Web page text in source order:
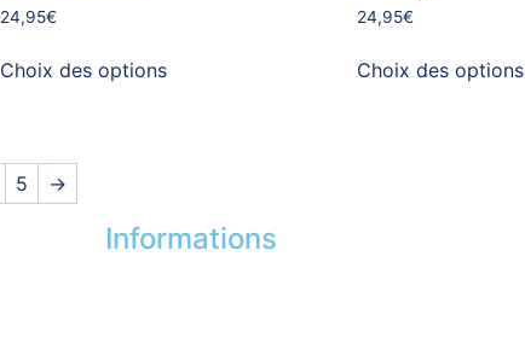
24,95€
Choix des options
24,95€
Choix des options
5 →
Informations